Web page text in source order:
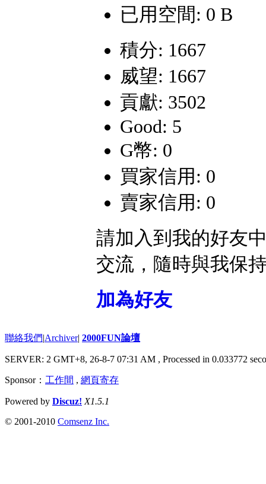
已用空間: 0 B
積分: 1667
威望: 1667
貢獻: 3502
Good: 5
G幣: 0
買家信用: 0
賣家信用: 0
請加入到我的好友
交流，隨時與我保
加為好友
聯絡我們|Archiver| 2000FUN論壇
SERVER: 2 GMT+8, 26-8-7 07:31 AM , Processed in 0.033772
Sponsor： 工作間 , 網頁寄存
Powered by Discuz! X1.5.1
© 2001-2010 Comsenz Inc.